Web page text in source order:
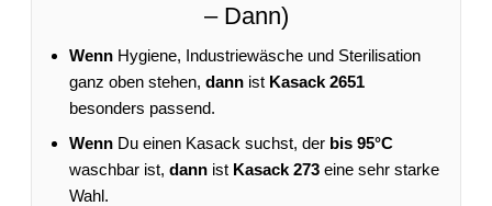
– Dann)
Wenn Hygiene, Industriewäsche und Sterilisation
ganz oben stehen, dann ist Kasack 2651
besonders passend.
Wenn Du einen Kasack suchst, der bis 95°C
waschbar ist, dann ist Kasack 273 eine sehr starke
Wahl.